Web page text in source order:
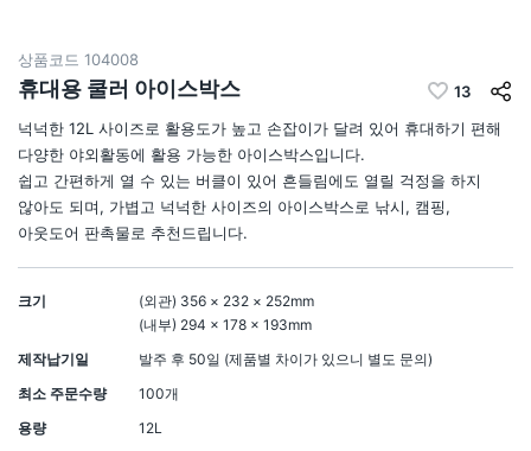
상품코드 104008
휴대용 쿨러 아이스박스
13
넉넉한 12L 사이즈로 활용도가 높고 손잡이가 달려 있어 휴대하기 편해
다양한 야외활동에 활용 가능한 아이스박스입니다.
쉽고 간편하게 열 수 있는 버클이 있어 흔들림에도 열릴 걱정을 하지
않아도 되며, 가볍고 넉넉한 사이즈의 아이스박스로 낚시, 캠핑,
아웃도어 판촉물로 추천드립니다.
크기
(외관) 356 × 232 × 252mm
(내부) 294 × 178 × 193mm
제작납기일
발주 후 50일 (제품별 차이가 있으니 별도 문의)
최소 주문수량
100개
용량
12L